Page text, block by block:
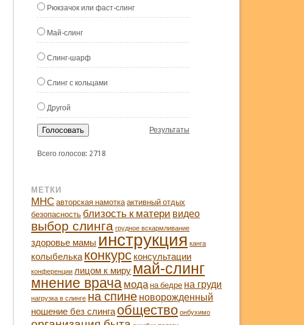
Рюкзачок или фаст-слинг
Май-слинг
Слинг-шарф
Слинг с кольцами
Другой
Голосовать Результаты
Всего голосов: 2718
МЕТКИ
МНС авторская намотка активный отдых
безопасность близость к матери видео
выбор слинга грудное вскармливание
здоровье мамы инструкция канга
колыбелька конкурс консультации
конференции лицом к миру май-слинг
мнение врача мода на бедре на груди
нагрузка в слинге на спине новорожденный
ношение без слинга общество онбухимо